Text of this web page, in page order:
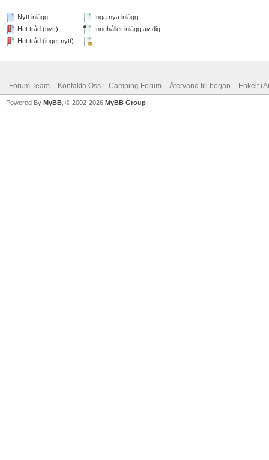
Nytt inlägg
Het tråd (nytt)
Het tråd (inget nytt)
Inga nya inlägg
Innehåller inlägg av dig
Forum Team Kontakta Oss Camping Forum Återvänd till början Enkelt
Powered By MyBB , © 2002-2026 MyBB Group